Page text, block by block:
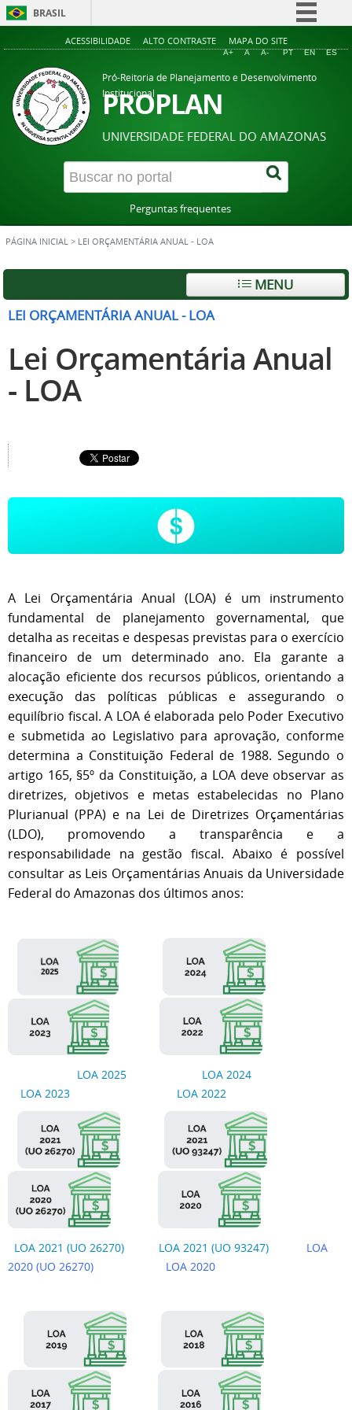
BRASIL
Simplifique!
Acesso à informação
Legislação
Canais
ACESSIBILIDADE ALTO CONTRASTE MAPA DO SITE
A+ A A- PT EN ES
Pró-Reitoria de Planejamento e Desenvolvimento
Institucional
PROPLAN
UNIVERSIDADE FEDERAL DO AMAZONAS
Perguntas frequentes
PÁGINA INICIAL > LEI ORÇAMENTÁRIA ANUAL - LOA
MENU
LEI ORÇAMENTÁRIA ANUAL - LOA
Lei Orçamentária Anual
- LOA
A Lei Orçamentária Anual (LOA) é um instrumento
fundamental de planejamento governamental, que
detalha as receitas e despesas previstas para o exercício
financeiro de um determinado ano. Ela garante a
alocação eficiente dos recursos públicos, orientando a
execução das políticas públicas e assegurando o
equilíbrio fiscal. A LOA é elaborada pelo Poder Executivo
e submetida ao Legislativo para aprovação, conforme
determina a Constituição Federal de 1988. Segundo o
artigo 165, §5º da Constituição, a LOA deve observar as
diretrizes, objetivos e metas estabelecidas no Plano
Plurianual (PPA) e na Lei de Diretrizes Orçamentárias
(LDO), promovendo a transparência e a
responsabilidade na gestão fiscal. Abaixo é possível
consultar as Leis Orçamentárias Anuais da Universidade
Federal do Amazonas dos últimos anos:
LOA 2025
LOA 2024
LOA 2023
LOA 2022
LOA 2021 (UO 26270) LOA 2021 (UO 93247)
LOA
2020 (UO 26270)
LOA 2020